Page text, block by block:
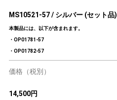
MS10521-57 / シルバー (セット品)
本製品には、以下が含まれます。
・OP01781-57
・OP01782-57
価格（税別）
14,500円